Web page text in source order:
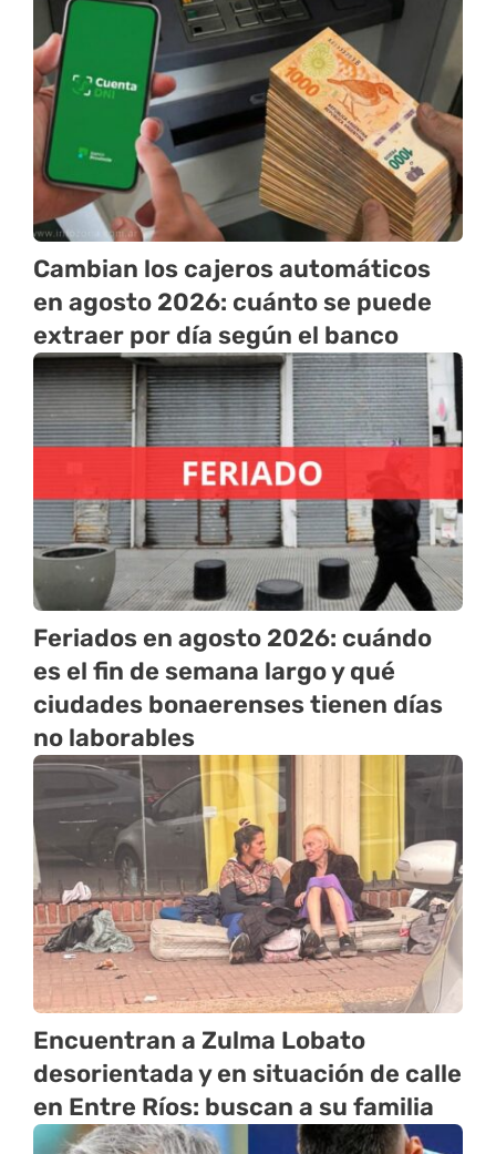
Cambian los cajeros automáticos
en agosto 2026: cuánto se puede
extraer por día según el banco
Feriados en agosto 2026: cuándo
es el fin de semana largo y qué
ciudades bonaerenses tienen días
no laborables
Encuentran a Zulma Lobato
desorientada y en situación de calle
en Entre Ríos: buscan a su familia